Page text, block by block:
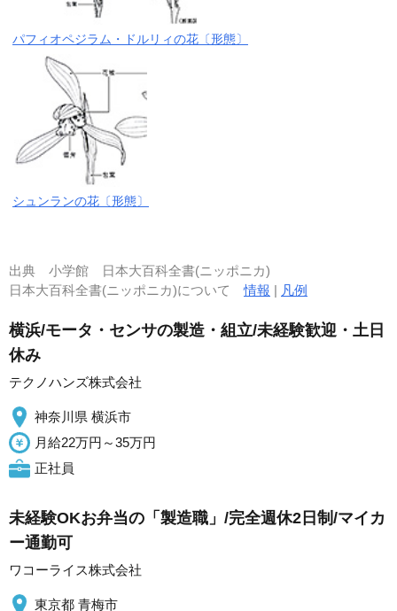
パフィオペジラム・ドルリィの花〔形態〕
シュンランの花〔形態〕
出典 小学館 日本大百科全書(ニッポニカ)
日本大百科全書(ニッポニカ)について情報 | 凡例
横浜/モータ・センサの製造・組立/未経験歓迎・土日
休み
テクノハンズ株式会社
神奈川県 横浜市
月給22万円～35万円
正社員
未経験OKお弁当の「製造職」/完全週休2日制/マイカ
ー通勤可
ワコーライス株式会社
東京都 青梅市